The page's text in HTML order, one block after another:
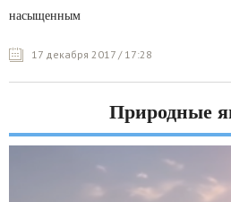
насыщенным
17 декабря 2017 / 17:28
Природные